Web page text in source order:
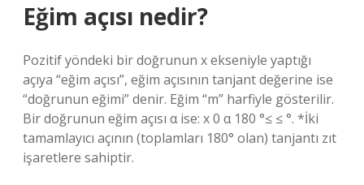
Eğim açısı nedir?
Pozitif yöndeki bir doğrunun x ekseniyle yaptığı
açıya “eğim açısı”, eğim açısının tanjant değerine ise
“doğrunun eğimi” denir. Eğim “m” harfiyle gösterilir.
Bir doğrunun eğim açısı α ise: x 0 α 180 °≤ ≤ °. *İki
tamamlayıcı açının (toplamları 180° olan) tanjantı zıt
işaretlere sahiptir.